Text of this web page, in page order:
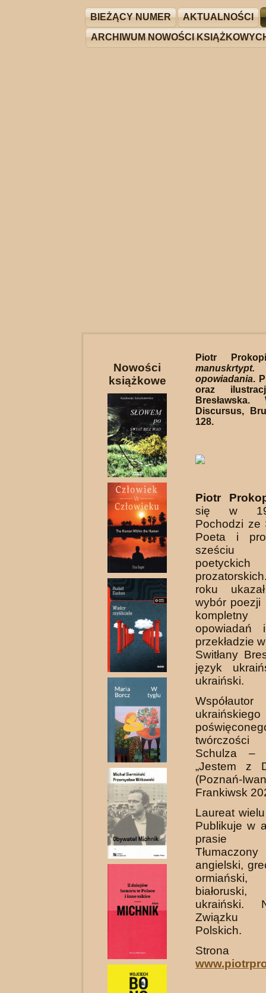
BIEŻĄCY NUMER AKTUALNOŚCI
ARCHIWUM NOWOŚCI
Nowości
książkowe
Piotr
opowiadania.
oraz
Bresławska.
Discursus,
128.
Piotr
się w
Pochodzi ze
Poeta i
sześciu
roku
wybór poezji
przekładzie
Switłany
język
ukraiński.
Schulza –
„Jestem z
(Poznań-
Frankiwsk
Laureat
Publikuje w
prasie
angielski,
ormiański,
ukraiński.
Związku
Polskich.
Strona